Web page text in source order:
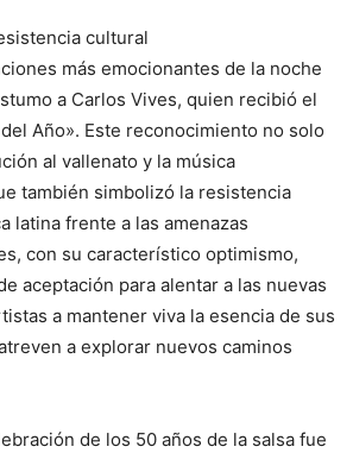
cultural
más emocionantes de la noche
a Carlos Vives, quien recibió el
Año». Este reconocimiento no solo
al vallenato y la música
también simbolizó la resistencia
latina frente a las amenazas
con su característico optimismo,
aceptación para alentar a las nuevas
a mantener viva la esencia de sus
a explorar nuevos caminos
de los 50 años de la salsa fue